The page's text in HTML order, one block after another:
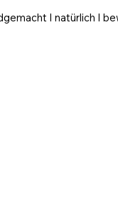
I natürlich I